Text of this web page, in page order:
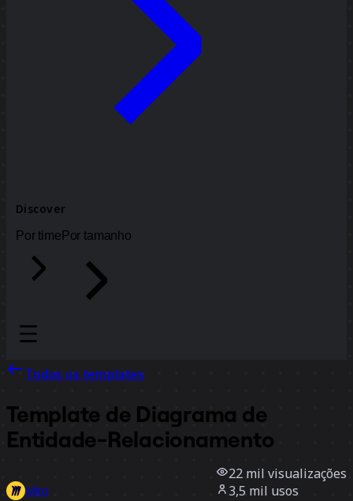
Discover
Por time Por tamanho
Todos os templates
Template de Diagrama de
Entidade-Relacionamento
Miro
22 mil visualizações
3,5 mil usos